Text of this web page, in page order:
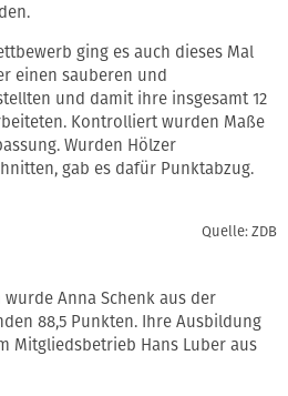
ging es auch dieses Mal
einen sauberen und
und damit ihre insgesamt 12
Kontrolliert wurden Maße
Wurden Hölzer
gab es dafür Punktabzug.
Quelle: ZDB
Anna Schenk aus der
88,5 Punkten. Ihre Ausbildung
Mitgliedsbetrieb Hans Luber aus